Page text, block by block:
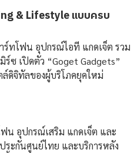
& Lifestyle แบบครบ
ร์ทโฟน อุปกรณ์ไอที แกดเจ็ต รวม
ซ เปิดตัว “Goget Gadgets”
ดิจิทัลของผู้บริโภคยุคใหม่
น อุปกรณ์เสริม แกดเจ็ต และ
ะกันศูนย์ไทย และบริการหลัง